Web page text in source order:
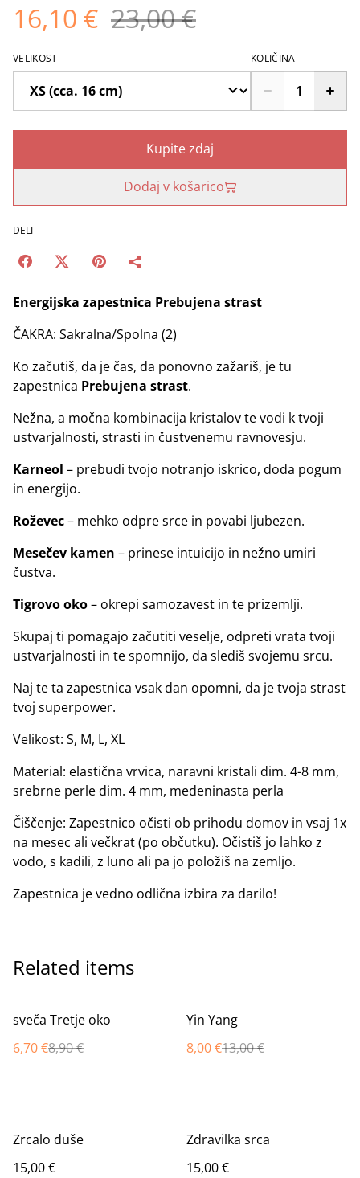
16,10 € 23,00 €
VELIKOST KOLIČINA
Kupite zdaj
Dodaj v košarico
DELI
Energijska zapestnica Prebujena strast
ČAKRA: Sakralna/Spolna (2)
Ko začutiš, da je čas, da ponovno zažariš, je tu
zapestnica Prebujena strast.
Nežna, a močna kombinacija kristalov te vodi k tvoji
ustvarjalnosti, strasti in čustvenemu ravnovesju.
Karneol – prebudi tvojo notranjo iskrico, doda pogum
in energijo.
Roževec– mehko odpre srce in povabi ljubezen.
Mesečev kamen – prinese intuicijo in nežno umiri
čustva.
Tigrovo oko– okrepi samozavest in te prizemlji.
Skupaj ti pomagajo začutiti veselje, odpreti vrata tvoji
ustvarjalnosti in te spomnijo, da slediš svojemu srcu.
Naj te ta zapestnica vsak dan opomni, da je tvoja strast
tvoj superpower.
Velikost: S, M, L, XL
Material: elastična vrvica, naravni kristali dim. 4-8 mm,
srebrne perle dim. 4 mm, medeninasta perla
Čiščenje: Zapestnico očisti ob prihodu domov in vsaj 1x
na mesec ali večkrat (po občutku). Očistiš jo lahko z
vodo, s kadili, z luno ali pa jo položiš na zemljo.
Zapestnica je vedno odlična izbira za darilo!
Related items
%
sveča Tretje oko
6,70 €8,90 €
%
Yin Yang
8,00 €13,00 €
Zrcalo duše
15,00 €
Zdravilka srca
15,00 €